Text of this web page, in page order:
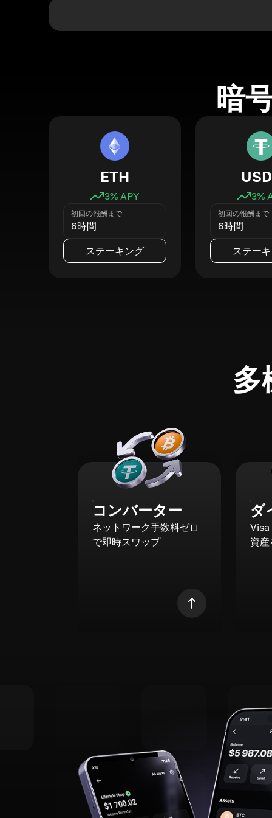
暗
ETH
3% APY
初回の報酬まで
6時間
ステーキング
3%
初回の報酬まで
6時間
ステー
多
コンバーター
ネットワーク手数料ゼロ
で即時スワップ
ダ
資